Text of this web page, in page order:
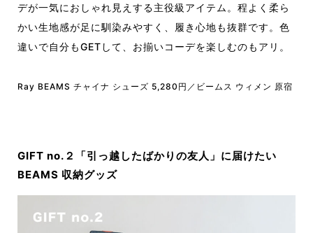
デが一気におしゃれ見えする主役級アイテム。程よく柔ら
かい生地感が足に馴染みやすく、履き心地も抜群です。色
違いで自分もGETして、お揃いコーデを楽しむのもアリ。
Ray BEAMS チャイナ シューズ 5,280円／ビームス ウィメン 原宿
GIFT no.２「引っ越したばかりの友人」に届けたい
BEAMS 収納グッズ